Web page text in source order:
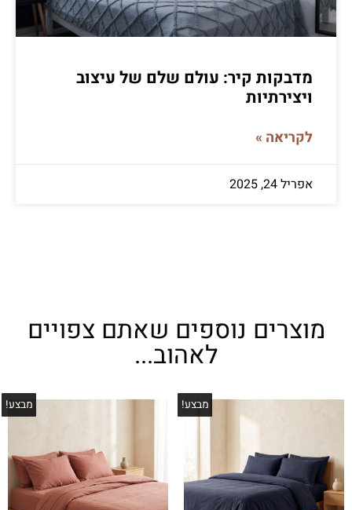
מדבקות קיר: עולם שלם של עיצוב
ויצירתיות
לקריאה »
אפריל 24, 2025
מוצרים נוספים שאתם צפויים
לאהוב...
מבצע! מבצע!